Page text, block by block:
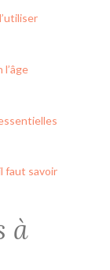
faut savoir
à